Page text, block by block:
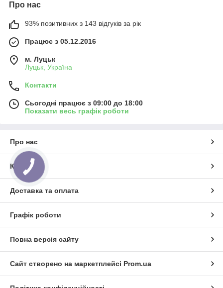
Про нас
93% позитивних з 143 відгуків за рік
Працює з 05.12.2016
м. Луцьк
Луцьк, Україна
Контакти
Сьогодні працює з 09:00 до 18:00
Показати весь графік роботи
Про нас
Контакти
Доставка та оплата
Графік роботи
Повна версія сайту
Сайт створено на маркетплейсі Prom.ua
КНОПКА
ЗВ'ЯЗКУ